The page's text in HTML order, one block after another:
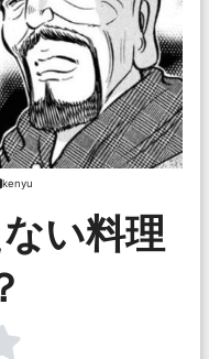
kenyu
い料理